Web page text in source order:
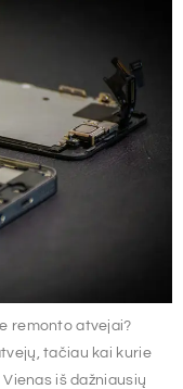
remonto atvejai?
tačiau kai kurie
iš dažniausių